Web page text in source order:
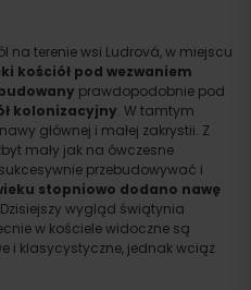
na terenie wsi Ludrová, w miejscu
kościół pod wezwaniem
prawdopodobnie pod
kolonizacyjny. W tamtym
głównej i małej zakrystii. Z
mały jak na ówczesne
przebudowywać i
stopniowo dodano nawę
Dzisiejszy wygląd świątynia
w kościele widoczne są
i klasycystyczne, jednak wciąż